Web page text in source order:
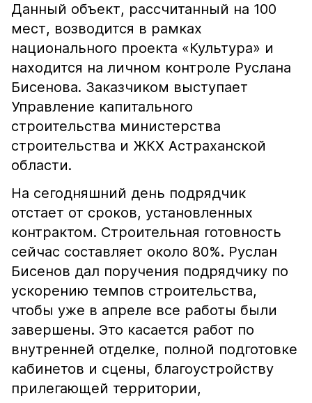
Данный объект, рассчитанный на 100
мест, возводится в рамках
национального проекта «Культура» и
находится на личном контроле Руслана
Бисенова. Заказчиком выступает
Управление капитального
строительства министерства
строительства и ЖКХ Астраханской
области.
На сегодняшний день подрядчик
отстает от сроков, установленных
контрактом. Строительная готовность
сейчас составляет около 80%. Руслан
Бисенов дал поручения подрядчику по
ускорению темпов строительства,
чтобы уже в апреле все работы были
завершены. Это касается работ по
внутренней отделке, полной подготовке
кабинетов и сцены, благоустройству
прилегающей территории,